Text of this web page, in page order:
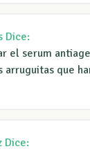
Dice:
el serum
arruguitas que
Dice: